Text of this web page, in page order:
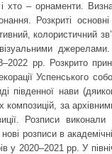
хто – орнаменти.
Розкриті
колористичний
джерелами.
рр. Розкрито
Успенського
південної нави
композицій, за
Розписи
розписи в
у 2020–2021 рр. У